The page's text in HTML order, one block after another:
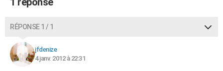
Dictionnaire
Biographies
Citations
Expressions
Proverbes
PROGRAMME TV
COPAINS D'AVANT
S'inscrire
Se connecter
Lycées
Collèges
Primaires
Universités
Entreprises
Service militaire
Avis de recherche
AVIS DE DÉCÈS
RÉPONSE 1 / 1
jfdenize
4 janv. 2012 à 22:31